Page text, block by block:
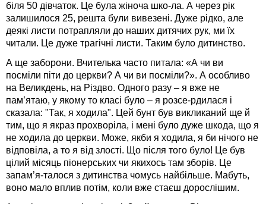
біля 50 дівчаток. Це була жіноча шко-ла. А через рік
залишилося 25, решта були вивезені. Дуже рідко, але
деякі листи потрапляли до наших дитячих рук, ми їх
читали. Це дуже трагічні листи. Таким було дитинство.
А ще заборони. Вчителька часто питала: «А чи ви
посміли піти до церкви? А чи ви посміли?». А особливо
на Великдень, на Різдво. Одного разу – я вже не
пам’ятаю, у якому то класі було – я розсе-рдилася і
сказала: "Так, я ходила". Цей бунт був викликаний ще й
тим, що я якраз прохворіла, і мені було дуже шкода, що я
не ходила до церкви. Може, якби я ходила, я би нічого не
відповіла, а то я від злості. Що після того було! Це був
цілий місяць піонерських чи якихось там зборів. Це
запам’я-талося з дитинства чомусь найбільше. Мабуть,
воно мало вплив потім, коли вже стаєш дорослішим.